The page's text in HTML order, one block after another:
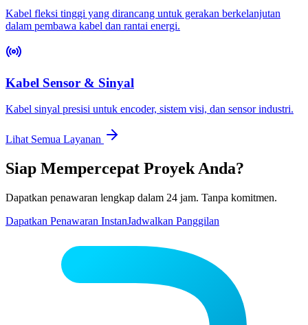
Kabel fleksi tinggi yang dirancang untuk gerakan berkelanjutan
dalam pembawa kabel dan rantai energi.
Kabel Sensor & Sinyal
Kabel sinyal presisi untuk encoder, sistem visi, dan sensor industri.
Lihat Semua Layanan
Siap Mempercepat Proyek Anda?
Dapatkan penawaran lengkap dalam 24 jam. Tanpa komitmen.
Dapatkan Penawaran InstanJadwalkan Panggilan